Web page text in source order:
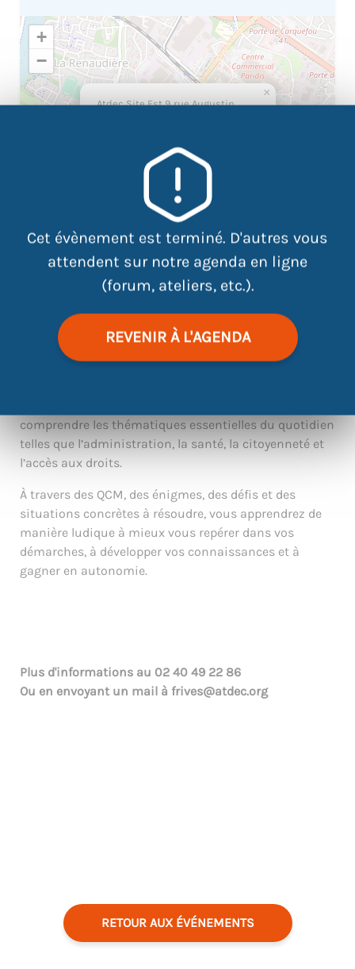
Cet évènement est terminé. D'autres vous
attendent sur notre agenda en ligne
(forum, ateliers, etc.).
REVENIR À L'AGENDA
Atdec Site Est 9 rue Augustin
×
+
−
Leaflet contributors
comprendre les thématiques essentielles du quotidien
telles que l’administration, la santé, la citoyenneté et
l’accès aux droits.
À travers des QCM, des énigmes, des défis et des
situations concrètes à résoudre, vous apprendrez de
manière ludique à mieux vous repérer dans vos
démarches, à développer vos connaissances et à
gagner en autonomie.
Plus d'informations au 02 40 49 22 86
Ou en envoyant un mail à frives@atdec.org
RETOUR AUX ÉVÉNEMENTS